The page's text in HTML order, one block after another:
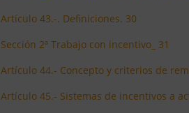
Artículo 43.-. Definiciones. 30
Sección 2ª Trabajo con incentivo_ 31
Artículo 44.- Concepto y criterios de
Artículo 45.- Sistemas de incentivos a